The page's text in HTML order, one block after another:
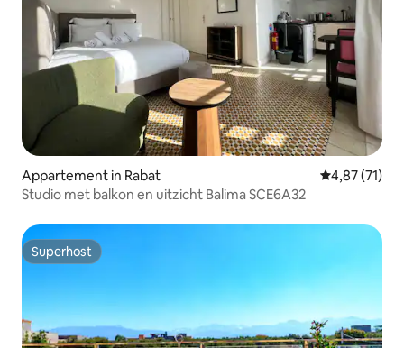
Appartement in Rabat Gemiddelde
4,87 (71)
Studio met balkon en uitzicht Balima SCE6A32
Superhost
Superhost